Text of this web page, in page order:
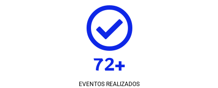
72+
EVENTOS REALIZADOS